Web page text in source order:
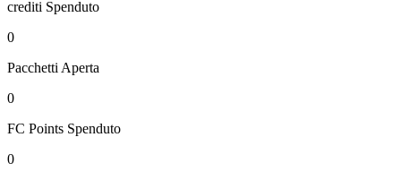
crediti Spenduto
0
Pacchetti Aperta
0
FC Points Spenduto
0